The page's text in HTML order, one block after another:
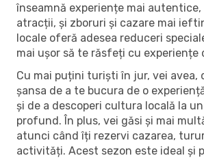
înseamnă experiențe mai
atracții, și zboruri și cazare mai
locale oferă adesea reduceri
mai ușor să te răsfeți cu experiențe
Cu mai puțini turiști în jur, vei avea,
șansa de a te bucura de o
și de a descoperi cultura locală la
profund. În plus, vei găsi și mai
atunci când îți rezervi cazarea,
activități. Acest sezon este ideal și